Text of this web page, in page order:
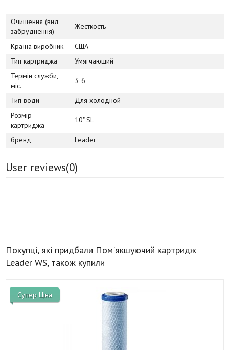
Очищення (вид
забруднення)
Жесткость
Країна виробник
США
Тип картриджа
Умягчающий
Термін служби,
міс.
3-6
Тип води
Для холодной
Розмір
картриджа
10" SL
бренд Leader
User reviews(0)
Покупці, які придбали Пом'якшуючий картридж
Leader WS, також купили
Супер Ціна